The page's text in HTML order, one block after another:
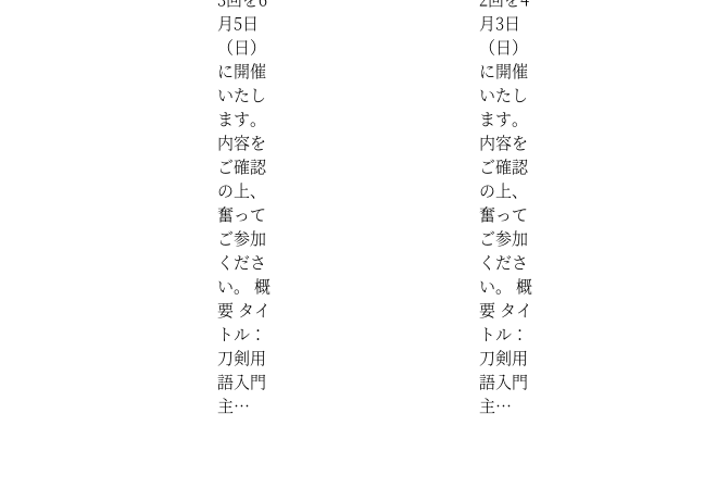
月5日
（日）
に開催
いたし
ます。
内容を
ご確認
の上、
奮って
ご参加
くださ
い。 概
要 タイ
トル：
刀剣用
語入門
主…
月3日
（日）
に開催
いたし
ます。
内容を
ご確認
の上、
奮って
ご参加
くださ
い。 概
要 タイ
トル：
刀剣用
語入門
主…